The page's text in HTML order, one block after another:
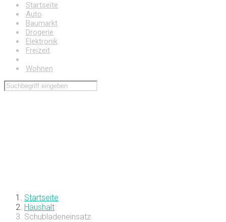
Startseite
Auto
Baumarkt
Drogerie
Elektronik
Freizeit
Wohnen
Startseite
Haushalt
Schubladeneinsatz